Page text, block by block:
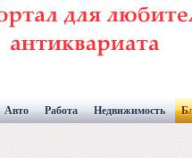
Авто Работа Недвижимость